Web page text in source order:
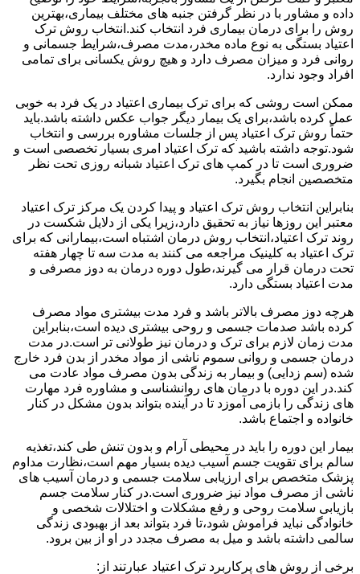
داده و مشاور با در نظر گرفتن جنبه های مختلف بیماری،بهترین
روش را برای درمان بیماری فرد انتخاب کند.انتخاب روش ترک
اعتیاد بستگی به نوع ماده مخدر،مدت مصرف،شرایط جسمانی و
روانی فرد و میزان مصرف دارد و هیچ روش یکسانی برای تمامی
افراد وجود ندارد.
ممکن است روشی که برای ترک بیماری اعتیاد در یک فرد به خوبی
عمل کرده باشد،برای یک بیمار دیگر جواب عکس داشته باشد.باید
حتماً روش ترک اعتیاد پس از جلسات مشاوره بررسی و انتخاب
شود.توجه داشته باشید که ترک اعتیاد امری بسیار تخصصی است و
ضروری است تا در کمپ های ترک اعتیاد شبانه روزی تحت نظر
متخصصین انجام بگیرد.
بنابراین انتخاب روش ترک اعتیاد و پیدا کردن یک مرکز ترک اعتیاد
معتبر این روزها نیاز به تحقیق دارد،زیرا یکی از دلایل شکست در
روند ترک اعتیاد،انتخاب روش درمان اشتباه است،بیمارانی که برای
ترک اعتیاد به کلینیک مراجعه می کنند به مدت سه تا چهار هفته
تحت درمان قرار می گیرند،طول دوره درمان به دوز مصرفی و
مدت اعتیاد بستگی دارد.
هرچه دوز مصرف بالاتر باشد و فرد مدت بیشتری مواد مصرف
کرده باشد صدمات جسمی و روحی بیشتری دیده است،بنابراین
مدت زمان لازم برای ترک و درمان نیز طولانی تر است.در مدت
درمان جسمی و روانی سموم ناشی از مواد مخدر از بدن فرد خارج
شده (سم زدایی) و بیمار به زندگی بدون مصرف مواد عادت می
کند.در این دوره با درمان های روانشناسی و مشاوره فرد مهارت
های زندگی را بازمی آموزد تا در آینده بتواند بدون مشکل در کنار
خانواده و اجتماع باشد.
بیمار این دوره را باید در محیطی آرام و بدون تنش طی کند،تغذیه
سالم برای تقویت جسم آسیب دیده بسیار مهم است،نظارت مداوم
پزشک متخصص برای ارزیابی سلامت جسمی و درمان آسیب های
ناشی از مصرف مواد نیز ضروری است.در کنار سلامت جسم
بازیابی سلامت روحی و رفع مشکلات و اختلالات شخصی و
خانوادگی نباید فراموش شود،تا فرد بتواند بعد از بهبودی زندگی
سالمی داشته باشد و میل به مصرف مجدد در او از بین برود.
برخی از روش های پرکاربرد ترک اعتیاد عبارتند از: